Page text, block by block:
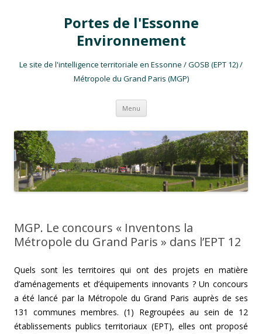
Portes de l'Essonne
Environnement
Le site de l'intelligence territoriale en Essonne / GOSB (EPT 12) /
Métropole du Grand Paris (MGP)
Menu Aller au contenu
MGP. Le concours « Inventons la
Métropole du Grand Paris » dans l’EPT 12
Quels sont les territoires qui ont des projets en matière
d’aménagements et d’équipements innovants ? Un concours
a été lancé par la Métropole du Grand Paris auprès de ses
131 communes membres. (1) Regroupées au sein de 12
établissements publics territoriaux (EPT), elles ont proposé